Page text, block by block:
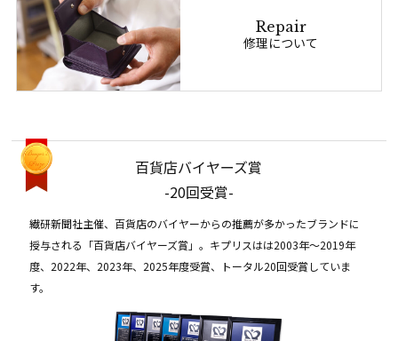
Repair
修理について
百貨店バイヤーズ賞
-20回受賞-
繊研新聞社主催、百貨店のバイヤーからの推薦が多かったブランドに
授与される「百貨店バイヤーズ賞」。キプリスはは2003年〜2019年
度、2022年、2023年、2025年度受賞、トータル20回受賞していま
す。